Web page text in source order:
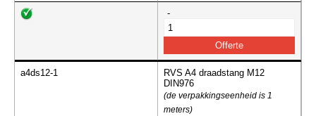
-
a4ds12-1
RVS A4 draadstang M12
DIN976
(de verpakkingseenheid is 1
meters)